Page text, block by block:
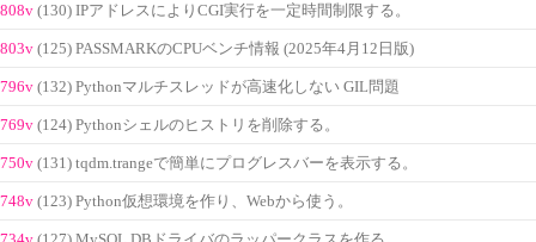
808v (130) IPアドレスによりCGI実行を一定時間制限する。
803v (125) PASSMARKのCPUベンチ情報 (2025年4月12日版)
796v (132) Pythonマルチスレッドが高速化しない GIL問題
769v (124) Pythonシェルのヒストリを削除する。
750v (131) tqdm.trangeで簡単にプログレスバーを表示する。
748v (123) Python仮想環境を作り、Webから使う。